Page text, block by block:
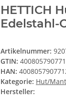
HETTICH
Edelstahl-
Artikelnummer:
GTIN:
HAN:
Kategorie: Hut/
Hersteller: